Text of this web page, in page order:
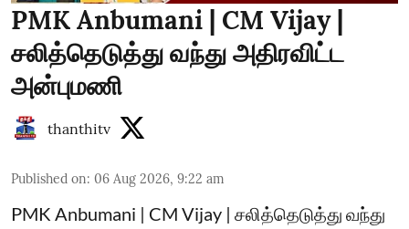
PMK Anbumani | CM Vijay |
சலித்தெடுத்து வந்து அதிரவிட்ட
அன்புமணி
thanthitv
Published on: 06 Aug 2026, 9:22 am
PMK Anbumani | CM Vijay | சலித்தெடுத்து வந்து